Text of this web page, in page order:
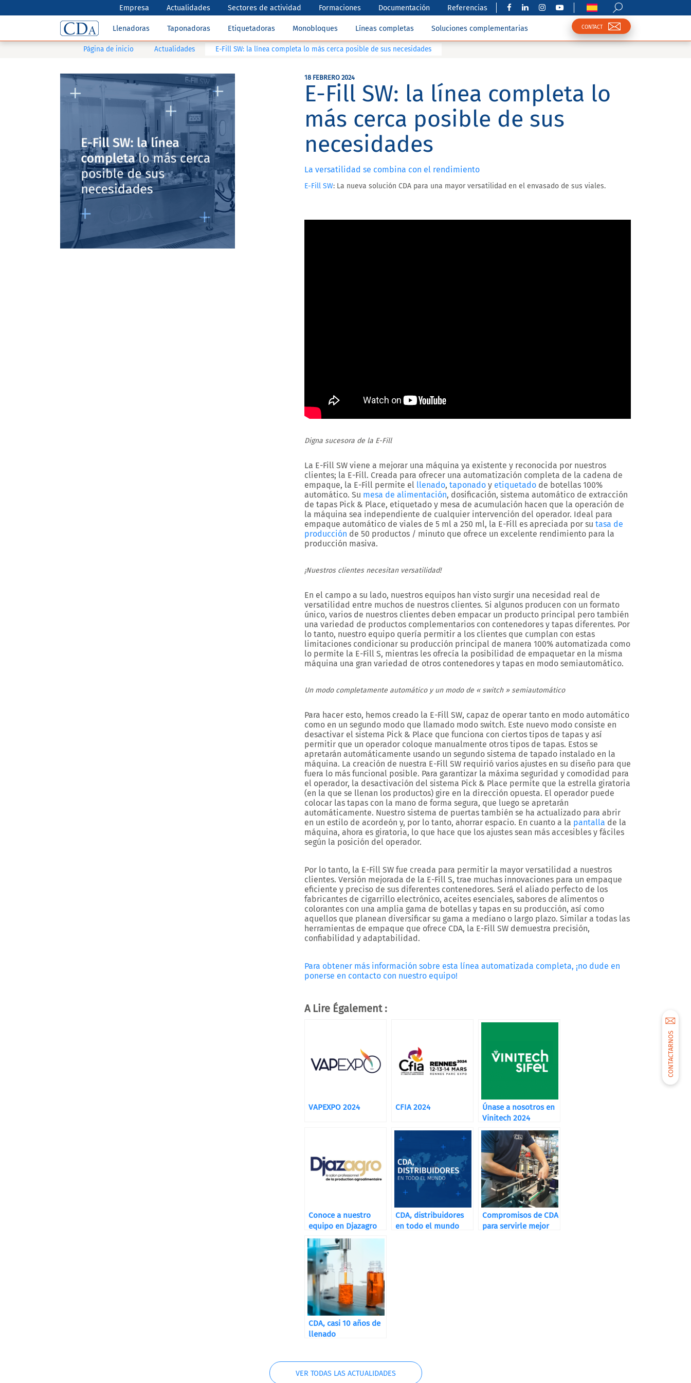
Empresa Actualidades Sectores de actividad Formaciones Documentación Referencias
Llenadoras Taponadoras Etiquetadoras Monobloques Líneas completas Soluciones complementarias CONTACT
CONTACTARNOS
Página de inicio Actualidades E-Fill SW: la línea completa lo más cerca posible de sus necesidades
18 FEBRERO 2024
E-Fill SW: la línea completa lo
más cerca posible de sus
necesidades
La versatilidad se combina con el rendimiento
E-Fill SW: La nueva solución CDA para una mayor versatilidad en el envasado de sus viales.
Digna sucesora de la E-Fill
La E-Fill SW viene a mejorar una máquina ya existente y reconocida por nuestros
clientes; la E-Fill. Creada para ofrecer una automatización completa de la cadena de
empaque, la E-Fill permite el llenado, taponado y etiquetado de botellas 100%
automático. Su mesa de alimentación, dosificación, sistema automático de extracción
de tapas Pick & Place, etiquetado y mesa de acumulación hacen que la operación de
la máquina sea independiente de cualquier intervención del operador. Ideal para
empaque automático de viales de 5 ml a 250 ml, la E-Fill es apreciada por su tasa de
producción de 50 productos / minuto que ofrece un excelente rendimiento para la
producción masiva.
¡Nuestros clientes necesitan versatilidad!
En el campo a su lado, nuestros equipos han visto surgir una necesidad real de
versatilidad entre muchos de nuestros clientes. Si algunos producen con un formato
único, varios de nuestros clientes deben empacar un producto principal pero también
una variedad de productos complementarios con contenedores y tapas diferentes. Por
lo tanto, nuestro equipo quería permitir a los clientes que cumplan con estas
limitaciones condicionar su producción principal de manera 100% automatizada como
lo permite la E-Fill S, mientras les ofrecía la posibilidad de empaquetar en la misma
máquina una gran variedad de otros contenedores y tapas en modo semiautomático.
Un modo completamente automático y un modo de « switch » semiautomático
Para hacer esto, hemos creado la E-Fill SW, capaz de operar tanto en modo automático
como en un segundo modo que llamado modo switch. Este nuevo modo consiste en
desactivar el sistema Pick & Place que funciona con ciertos tipos de tapas y así
permitir que un operador coloque manualmente otros tipos de tapas. Estos se
apretarán automáticamente usando un segundo sistema de tapado instalado en la
máquina. La creación de nuestra E-Fill SW requirió varios ajustes en su diseño para que
fuera lo más funcional posible. Para garantizar la máxima seguridad y comodidad para
el operador, la desactivación del sistema Pick & Place permite que la estrella giratoria
(en la que se llenan los productos) gire en la dirección opuesta. El operador puede
colocar las tapas con la mano de forma segura, que luego se apretarán
automáticamente. Nuestro sistema de puertas también se ha actualizado para abrir
en un estilo de acordeón y, por lo tanto, ahorrar espacio. En cuanto a la pantalla de la
máquina, ahora es giratoria, lo que hace que los ajustes sean más accesibles y fáciles
según la posición del operador.
Por lo tanto, la E-Fill SW fue creada para permitir la mayor versatilidad a nuestros
clientes. Versión mejorada de la E-Fill S, trae muchas innovaciones para un empaque
eficiente y preciso de sus diferentes contenedores. Será el aliado perfecto de los
fabricantes de cigarrillo electrónico, aceites esenciales, sabores de alimentos o
colorantes con una amplia gama de botellas y tapas en su producción, así como
aquellos que planean diversificar su gama a mediano o largo plazo. Similar a todas las
herramientas de empaque que ofrece CDA, la E-Fill SW demuestra precisión,
confiabilidad y adaptabilidad.
Para obtener más información sobre esta línea automatizada completa, ¡no dude en
ponerse en contacto con nuestro equipo!
A Lire Également :
VAPEXPO 2024 CFIA 2024
Únase a nosotros en
Vinitech 2024
Conoce a nuestro
equipo en Djazagro
CDA, distribuidores
en todo el mundo
Compromisos de CDA
para servirle mejor
CDA, casi 10 años de
llenado
VER TODAS LAS ACTUALIDADES